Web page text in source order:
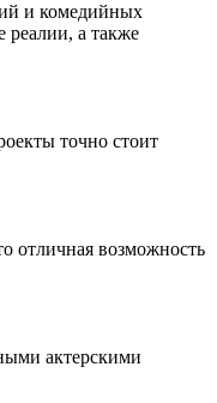
и комедийных
реалии, а также
точно стоит
отличная возможность
актерскими